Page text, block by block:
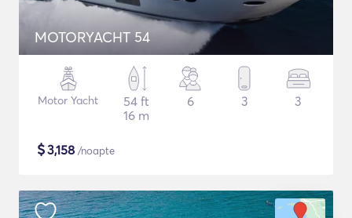
MOTORYACHT 54
Motor Yacht
54 ft
16 m
6 3 3
$3,158 /noapte